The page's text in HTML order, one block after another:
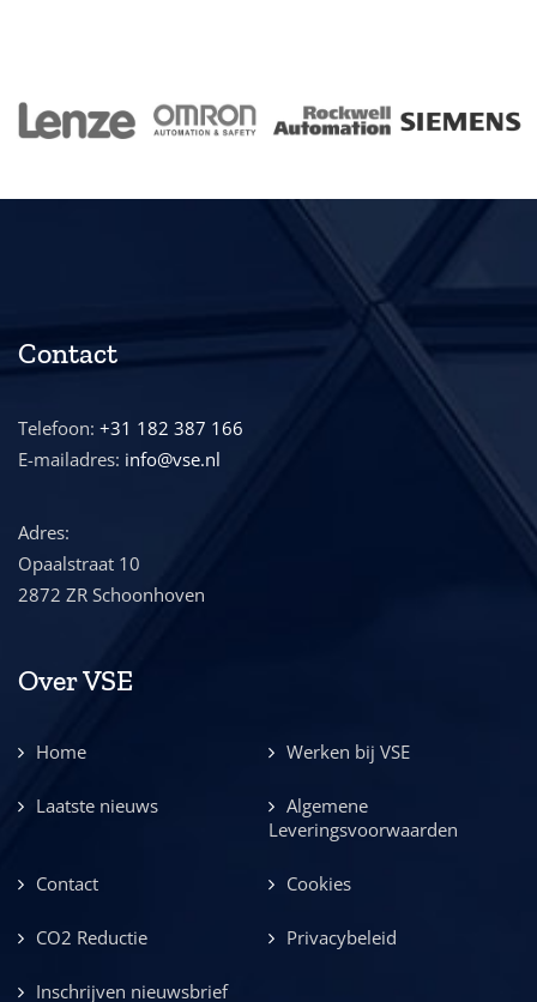
Contact
Telefoon: +31 182 387 166
E-mailadres: info@vse.nl
Adres:
Opaalstraat 10
2872 ZR Schoonhoven
Over VSE
Home Werken bij VSE
Laatste nieuws
Algemene
Leveringsvoorwaarden
Contact Cookies
CO2 Reductie Privacybeleid
Inschrijven nieuwsbrief